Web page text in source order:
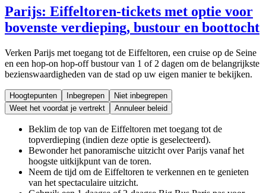
Parijs: Eiffeltoren-tickets met optie voor
bovenste verdieping, bustour en boottocht
Verken Parijs met toegang tot de Eiffeltoren, een cruise op de Seine
en een hop-on hop-off bustour van 1 of 2 dagen om de belangrijkste
bezienswaardigheden van de stad op uw eigen manier te bekijken.
Hoogtepunten Inbegrepen
Niet inbegrepen
Weet het voordat je vertrekt
Annuleer beleid
Beklim de top van de Eiffeltoren met toegang tot de
topverdieping (indien deze optie is geselecteerd).
Bewonder het panoramische uitzicht over Parijs vanaf het
hoogste uitkijkpunt van de toren.
Neem de tijd om de Eiffeltoren te verkennen en te genieten
van het spectaculaire uitzicht.